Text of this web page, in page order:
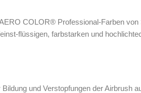
COLOR® Professional-Farben
flüssigen, farbstarken und
und Verstopfungen der Airbrush